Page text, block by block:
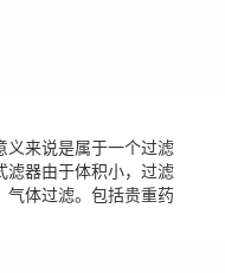
义来说是属于一个过滤
滤器由于体积小，过滤
气体过滤。包括贵重药